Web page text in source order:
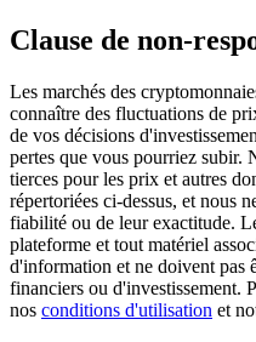
Precious Metals Trading
Trade Gold & Silver ·
USDT New User
USDT Flexible Staking |
Clause de non-
Les marchés des
connaître des fluctuations de
de vos décisions
pertes que vous pourriez subir.
tierces pour les prix et autres
répertoriées ci-dessus, et nous
fiabilité ou de leur exactitude.
plateforme et tout matériel
d'information et ne doivent pas
financiers ou d'investissement.
nos conditions d'utilisation et